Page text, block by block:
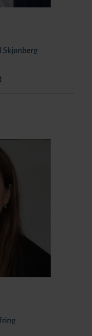
Skjønberg